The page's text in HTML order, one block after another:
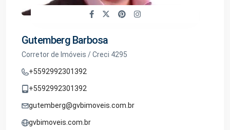
Gutemberg Barbosa
Corretor de Imóveis / Creci 4295
+5592992301392
+5592992301392
gutemberg@gvbimoveis.com.br
gvbimoveis.com.br